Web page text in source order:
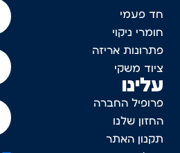
חד פעמי
חומרי ניקוי
פתרונות אריזה
ציוד משקי
עלינו
פרופיל החברה
החזון שלנו
תקנון האתר